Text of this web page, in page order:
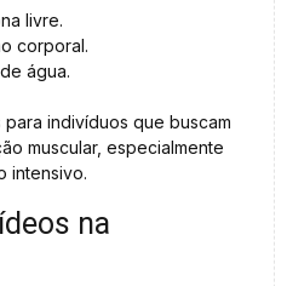
livre.
corporal.
água.
indivíduos que buscam
muscular, especialmente
intensivo.
na